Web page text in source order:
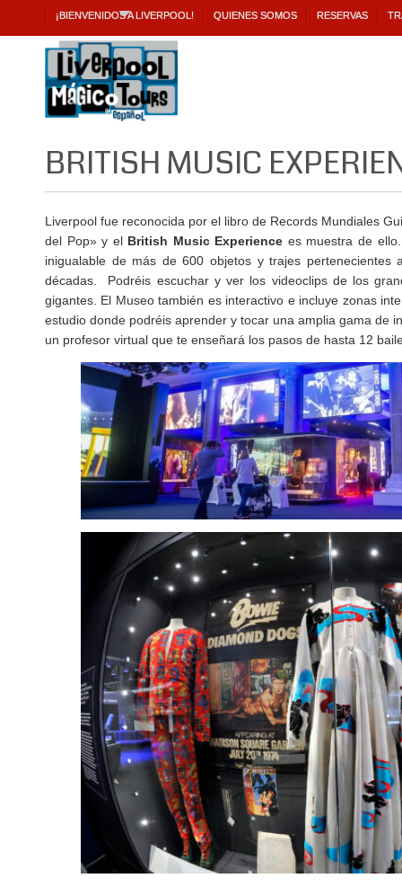
¡BIENVENIDOS A LIVERPOOL! QUIENES SOMOS RESERVAS
BRITISH MUSIC
Liverpool fue reconocida por el libro de Records Mundiales
del Pop» y el British Music Experience es muestra de
inigualable de más de 600 objetos y trajes pertenecientes
décadas. Podréis escuchar y ver los videoclips de los
gigantes. El Museo también es interactivo e incluye zonas
estudio donde podréis aprender y tocar una amplia gama de
un profesor virtual que te enseñará los pasos de hasta 12